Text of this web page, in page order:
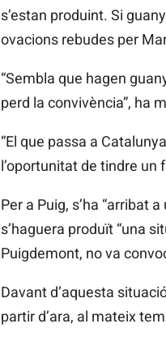
s’estan produint. Si
ovacions rebudes per
“Sembla que hagen
perd la convivència”, ha
“El que passa a
l’oportunitat de tindre un
Per a Puig, s’ha “arribat
s’haguera produït “una
Puigdemont, no va
Davant d’aquesta
partir d’ara, al mateix